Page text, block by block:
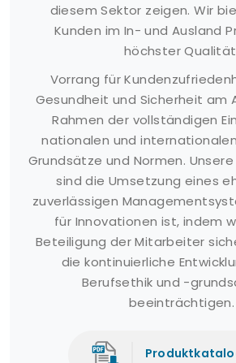
diesem Sektor zeigen. Wir
Kunden im In- und Ausland
höchster
Vorrang für
Gesundheit und Sicherheit am
Rahmen der vollständigen
nationalen und
Grundsätze und Normen.
sind die Umsetzung eines
zuverlässigen
für Innovationen ist, indem
Beteiligung der Mitarbeiter
die kontinuierliche
Berufsethik und -
beeinträchtigen.